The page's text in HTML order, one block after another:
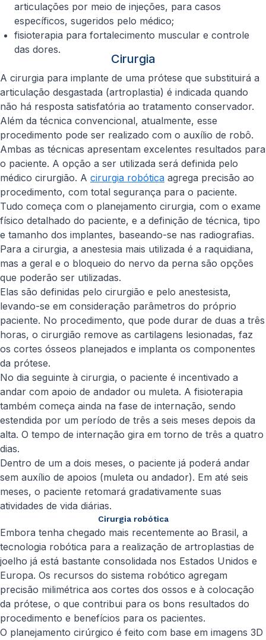
articulações por meio de injeções, para casos
específicos, sugeridos pelo médico;
fisioterapia para fortalecimento muscular e controle
das dores.
Cirurgia
A cirurgia para implante de uma prótese que substituirá a
articulação desgastada (artroplastia) é indicada quando
não há resposta satisfatória ao tratamento conservador.
Além da técnica convencional, atualmente, esse
procedimento pode ser realizado com o auxílio de robô.
Ambas as técnicas apresentam excelentes resultados para
o paciente. A opção a ser utilizada será definida pelo
médico cirurgião. A cirurgia robótica agrega precisão ao
procedimento, com total segurança para o paciente.
Tudo começa com o planejamento cirurgia, com o exame
físico detalhado do paciente, e a definição de técnica, tipo
e tamanho dos implantes, baseando-se nas radiografias.
Para a cirurgia, a anestesia mais utilizada é a raquidiana,
mas a geral e o bloqueio do nervo da perna são opções
que poderão ser utilizadas.
Elas são definidas pelo cirurgião e pelo anestesista,
levando-se em consideração parâmetros do próprio
paciente. No procedimento, que pode durar de duas a três
horas, o cirurgião remove as cartilagens lesionadas, faz
os cortes ósseos planejados e implanta os componentes
da prótese.
No dia seguinte à cirurgia, o paciente é incentivado a
andar com apoio de andador ou muleta. A fisioterapia
também começa ainda na fase de internação, sendo
estendida por um período de três a seis meses depois da
alta. O tempo de internação gira em torno de três a quatro
dias.
Dentro de um a dois meses, o paciente já poderá andar
sem auxílio de apoios (muleta ou andador). Em até seis
meses, o paciente retomará gradativamente suas
atividades de vida diárias.
Cirurgia robótica
Embora tenha chegado mais recentemente ao Brasil, a
tecnologia robótica para a realização de artroplastias de
joelho já está bastante consolidada nos Estados Unidos e
Europa. Os recursos do sistema robótico agregam
precisão milimétrica aos cortes dos ossos e à colocação
da prótese, o que contribui para os bons resultados do
procedimento e benefícios para os pacientes.
O planejamento cirúrgico é feito com base em imagens 3D